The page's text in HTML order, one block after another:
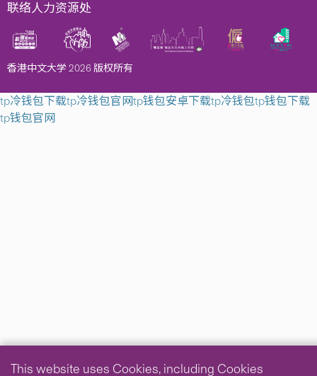
联络人力资源处
香港中文大学 2026 版权所有
This website uses Cookies, including Cookies
tp冷钱包下载tp冷钱包官网tp钱包安卓下载tp冷钱包tp钱包下载
tp钱包官网